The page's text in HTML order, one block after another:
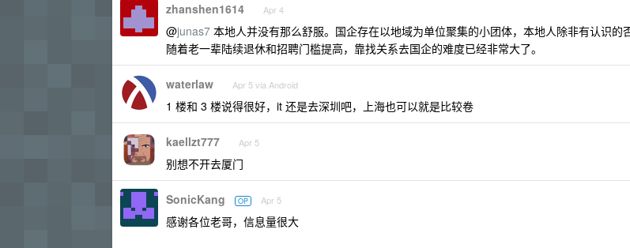
zhanshen1614 Apr 4
@junas7 本地人并没有那么舒服。国企存在以地域为单位聚集的小团体，本地人除非有认识的
随着老一辈陆续退休和招聘门槛提高，靠找关系去国企的难度已经非常大了。
waterlaw Apr 5 via Android
1 楼和 3 楼说得很好，it 还是去深圳吧，上海也可以就是比较卷
kaellzt777 Apr 5
别想不开去厦门
SonicKang OP Apr 5
感谢各位老哥，信息量很大